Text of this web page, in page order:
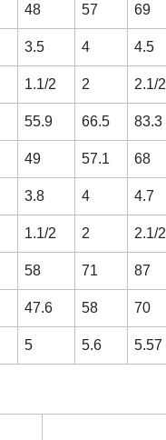
48 57 69
3.5 4 4.5
1.1/2 2 2.1/2
55.9 66.5 83.3
49 57.1 68
3.8 4 4.7
1.1/2 2 2.1/2
58 71 87
47.6 58 70
5 5.6 5.57